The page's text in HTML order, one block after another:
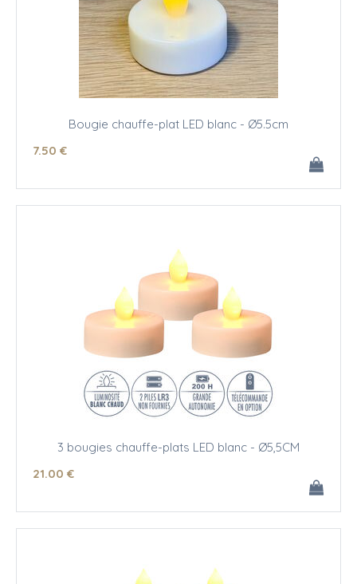
Bougie chauffe-plat LED blanc - Ø5.5cm
7.50 €
3 bougies chauffe-plats LED blanc - Ø5,5CM
21.00 €